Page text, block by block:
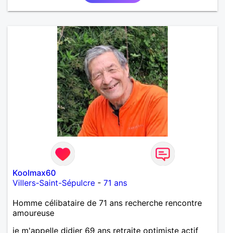
Koolmax60
Villers-Saint-Sépulcre - 71 ans
Homme célibataire de 71 ans recherche rencontre
amoureuse
je m'appelle didier 69 ans retraite optimiste actif